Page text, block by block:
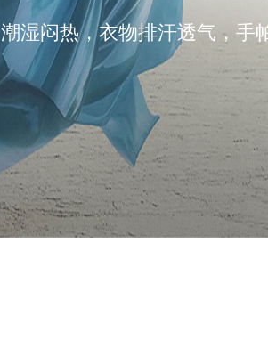
潮湿闷热，衣物排汗透气，手